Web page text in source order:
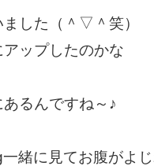
した（＾▽＾笑）
ップしたのかな
るんですね～♪
緒に見てお腹がよ